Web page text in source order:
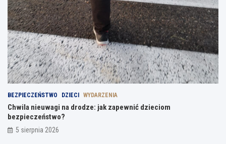
BEZPIECZEŃSTWO DZIECI WYDARZENIA
Chwila nieuwagi na drodze: jak zapewnić dzieciom
bezpieczeństwo?
5 sierpnia 2026